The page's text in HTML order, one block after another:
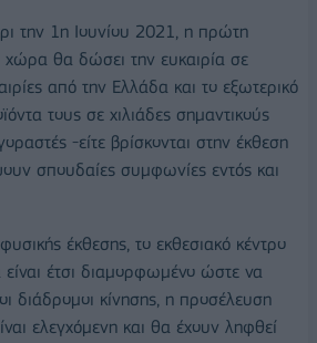
την 1η Ιουνίου 2021, η πρώτη
χώρα θα δώσει την ευκαιρία σε
από την Ελλάδα και το εξωτερικό
τους σε χιλιάδες σημαντικούς
-είτε βρίσκονται στην έκθεση
σπουδαίες συμφωνίες εντός και
έκθεσης, το εκθεσιακό κέντρο
έτσι διαμορφωμένο ώστε να
διάδρομοι κίνησης, η προσέλευση
ελεγχόμενη και θα έχουν ληφθεί